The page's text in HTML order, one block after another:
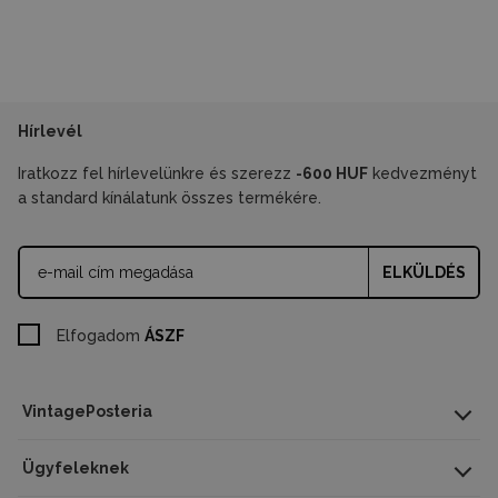
VintagePosteria
Ügyfeleknek
Hírlevél
Iratkozz fel hírlevelünkre és szerezz -600 HUF kedvezményt
a standard kínálatunk összes termékére.
ELKÜLDÉS
Elfogadom ÁSZF